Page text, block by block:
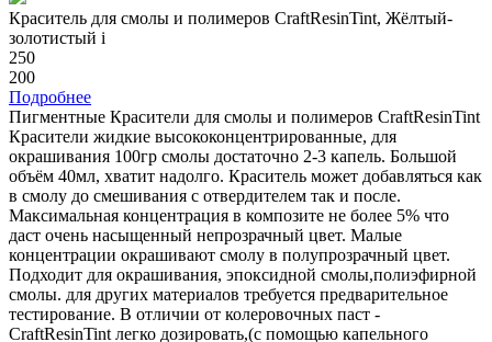
Краситель для смолы и полимеров CraftResinTint, Жёлтый-
золотистый i
250
200
Подробнее
Пигментные Красители для смолы и полимеров CraftResinTint
Красители жидкие высококонцентрированные, для
окрашивания 100гр смолы достаточно 2-3 капель. Большой
объём 40мл, хватит надолго. Краситель может добавляться как
в смолу до смешивания с отвердителем так и после.
Максимальная концентрация в композите не более 5% что
даст очень насыщенный непрозрачный цвет. Малые
концентрации окрашивают смолу в полупрозрачный цвет.
Подходит для окрашивания, эпоксидной смолы,полиэфирной
смолы. для других материалов требуется предварительное
тестирование. В отличии от колеровочных паст -
CraftResinTint легко дозировать,(с помощью капельного